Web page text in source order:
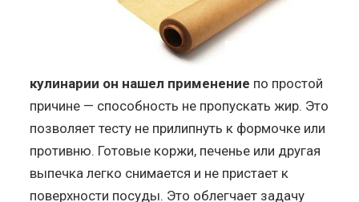
кулинарии он нашел применение по простой
причине — способность не пропускать жир. Это
позволяет тесту не прилипнуть к формочке или
противню. Готовые коржи, печенье или другая
выпечка легко снимается и не пристает к
поверхности посуды. Это облегчает задачу